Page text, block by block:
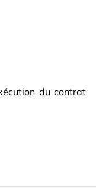
du contrat